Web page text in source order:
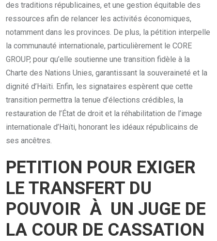
des traditions républicaines, et une gestion équitable des
ressources afin de relancer les activités économiques,
notamment dans les provinces. De plus, la pétition interpelle
la communauté internationale, particulièrement le CORE
GROUP, pour qu’elle soutienne une transition fidèle à la
Charte des Nations Unies, garantissant la souveraineté et la
dignité d’Haïti. Enfin, les signataires espèrent que cette
transition permettra la tenue d’élections crédibles, la
restauration de l’État de droit et la réhabilitation de l’image
internationale d’Haïti, honorant les idéaux républicains de
ses ancêtres.
PETITION POUR EXIGER
LE TRANSFERT DU
POUVOIR À UN JUGE DE
LA COUR DE CASSATION